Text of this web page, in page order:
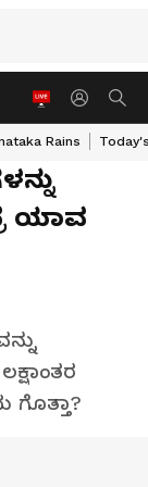
Rains
ಯಾವ
ಗೊತ್ತಾ?